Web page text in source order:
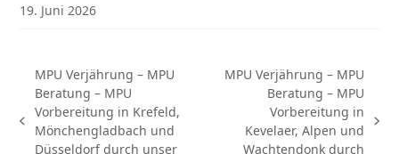
19. Juni 2026
vorheriger
Beitrag:
MPU Verjährung – MPU
Beratung – MPU
Vorbereitung in Krefeld,
Mönchengladbach und
Düsseldorf durch unser
Nächster
Beitrag:
MPU Verjährung – MPU
Beratung – MPU
Vorbereitung in
Kevelaer, Alpen und
Wachtendonk durch